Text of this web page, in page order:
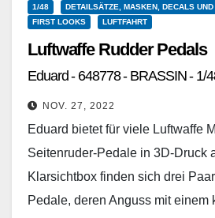
1/48
DETAILSÄTZE, MASKEN, DECALS
FIRST LOOKS
LUFTFAHRT
Luftwaffe Rudder Pedals
Eduard - 648778 - BRASSIN - 1/
NOV. 27, 2022
Eduard bietet für viele Luftwaffe
Seitenruder-Pedale in 3D-Druck
Klarsichtbox finden sich drei
Pedale, deren Anguss mit